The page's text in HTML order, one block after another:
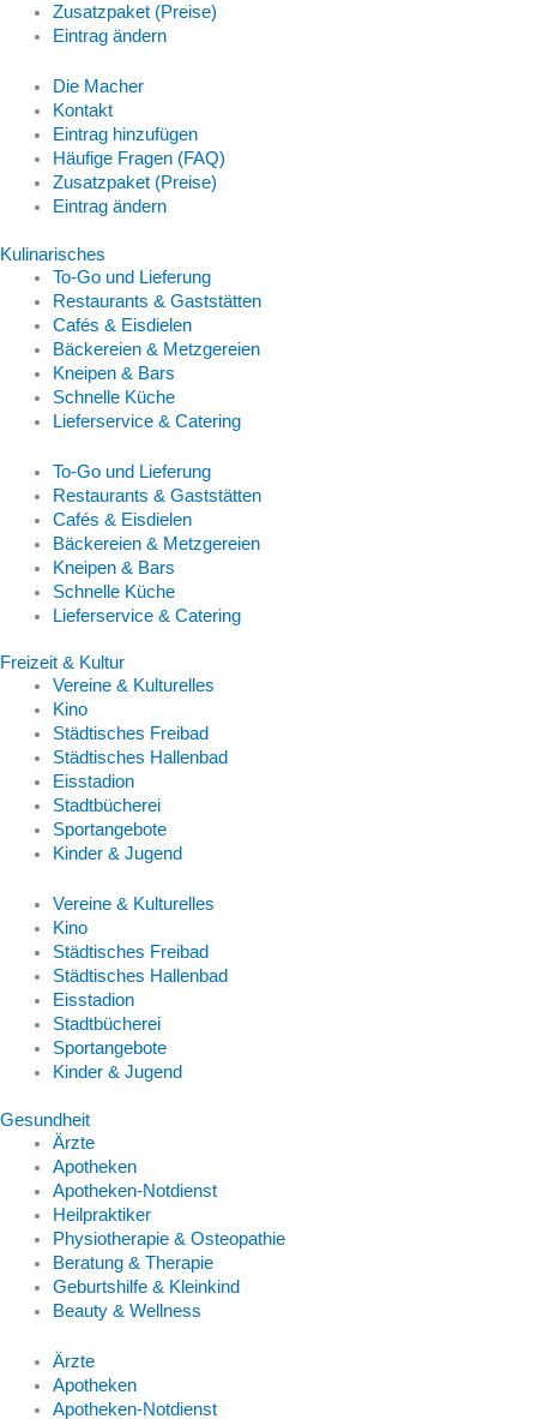
Zusatzpaket (Preise)
Eintrag ändern
Die Macher
Kontakt
Eintrag hinzufügen
Häufige Fragen (FAQ)
Zusatzpaket (Preise)
Eintrag ändern
Kulinarisches
To-Go und Lieferung
Restaurants & Gaststätten
Cafés & Eisdielen
Bäckereien & Metzgereien
Kneipen & Bars
Schnelle Küche
Lieferservice & Catering
To-Go und Lieferung
Restaurants & Gaststätten
Cafés & Eisdielen
Bäckereien & Metzgereien
Kneipen & Bars
Schnelle Küche
Lieferservice & Catering
Freizeit & Kultur
Vereine & Kulturelles
Kino
Städtisches Freibad
Städtisches Hallenbad
Eisstadion
Stadtbücherei
Sportangebote
Kinder & Jugend
Vereine & Kulturelles
Kino
Städtisches Freibad
Städtisches Hallenbad
Eisstadion
Stadtbücherei
Sportangebote
Kinder & Jugend
Gesundheit
Ärzte
Apotheken
Apotheken-Notdienst
Heilpraktiker
Physiotherapie & Osteopathie
Beratung & Therapie
Geburtshilfe & Kleinkind
Beauty & Wellness
Ärzte
Apotheken
Apotheken-Notdienst